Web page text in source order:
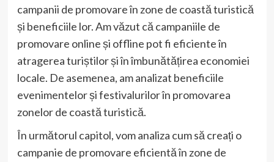
campanii de promovare în zone de coastă turistică
și beneficiile lor. Am văzut că campaniile de
promovare online și offline pot fi eficiente în
atragerea turiștilor și în îmbunătățirea economiei
locale. De asemenea, am analizat beneficiile
evenimentelor și festivalurilor în promovarea
zonelor de coastă turistică.
În următorul capitol, vom analiza cum să creați o
campanie de promovare eficientă în zone de